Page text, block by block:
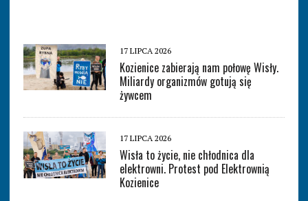
17 LIPCA 2026
Kozienice zabierają nam połowę Wisły.
Miliardy organizmów gotują się
żywcem
17 LIPCA 2026
Wisła to życie, nie chłodnica dla
elektrowni. Protest pod Elektrownią
Kozienice